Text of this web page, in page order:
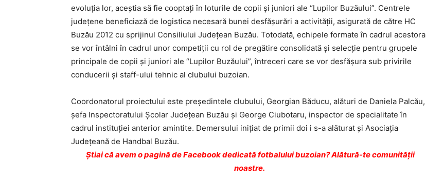
evoluţia lor, aceştia să fie cooptaţi în loturile de copii şi juniori ale “Lupilor Buzăului”. Centrele
judeţene beneficiază de logistica necesară bunei desfăşurări a activităţii, asigurată de către HC
Buzău 2012 cu sprijinul Consiliului Judeţean Buzău. Totodată, echipele formate în cadrul acestora
se vor întâlni în cadrul unor competiţii cu rol de pregătire consolidată şi selecţie pentru grupele
principale de copii şi juniori ale “Lupilor Buzăului”, întreceri care se vor desfăşura sub privirile
conducerii şi staff-ului tehnic al clubului buzoian.
Coordonatorul proiectului este preşedintele clubului, Georgian Băducu, alături de Daniela Palcău,
șefa Inspectoratului Şcolar Judeţean Buzău şi George Ciubotaru, inspector de specialitate în
cadrul instituţiei anterior amintite. Demersului iniţiat de primii doi i s-a alăturat şi Asociaţia
Judeţeană de Handbal Buzău.
Ştiai că avem o pagină de Facebook dedicată fotbalului buzoian? Alătură-te comunității
noastre.